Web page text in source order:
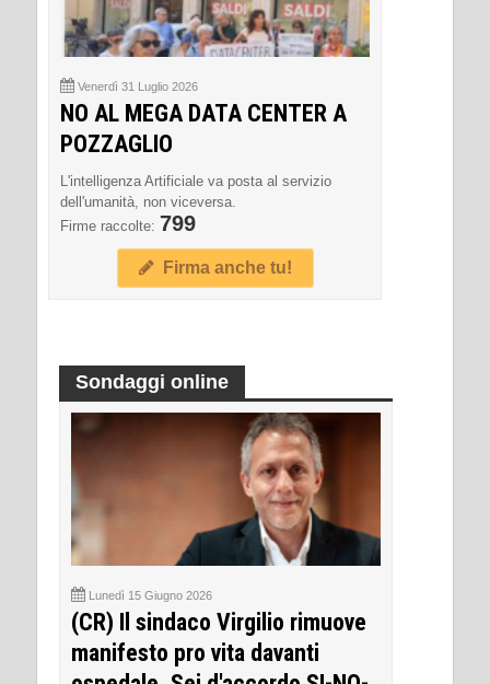
Venerdì 31 Luglio 2026
NO AL MEGA DATA CENTER A
POZZAGLIO
L'intelligenza Artificiale va posta al servizio
dell'umanità, non viceversa.
Firme raccolte: 799
Firma anche tu!
Sondaggi online
Lunedì 15 Giugno 2026
(CR) Il sindaco Virgilio rimuove
manifesto pro vita davanti